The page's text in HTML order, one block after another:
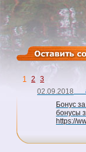
1 2
3
02.09.2018
Бонус
бонусы
https://